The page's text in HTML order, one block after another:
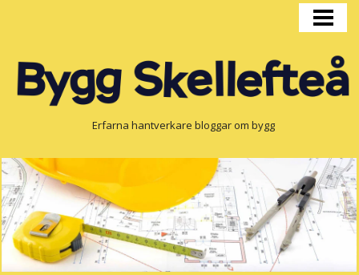
FÖNSTER
Erfarna hantverkare bloggar om bygg